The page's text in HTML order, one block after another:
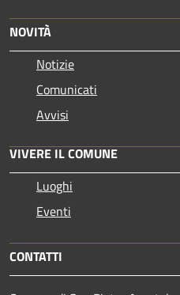
NOVITÀ
Notizie
Comunicati
Avvisi
VIVERE IL COMUNE
Luoghi
Eventi
CONTATTI